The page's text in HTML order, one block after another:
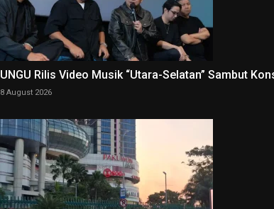
UNGU Rilis Video Musik “Utara-Selatan” Sambut
8 August 2026